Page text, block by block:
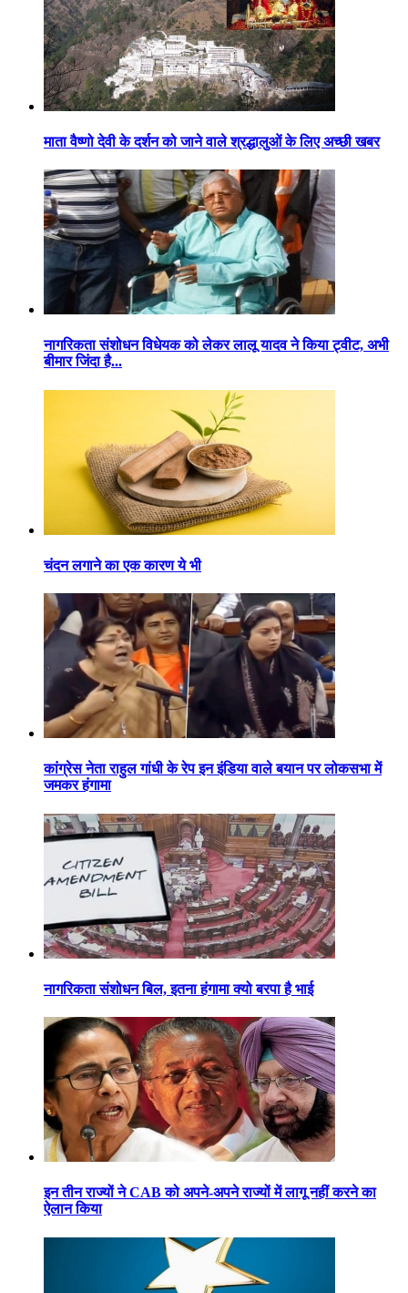
माता वैष्णो देवी के दर्शन को जाने वाले श्रद्धालुओं के लिए अच्छी खबर
नागरिकता संशोधन विधेयक को लेकर लालू यादव ने किया ट्वीट, अभी
बीमार जिंदा है...
चंदन लगाने का एक कारण ये भी
कांग्रेस नेता राहुल गांधी के रेप इन इंडिया वाले बयान पर लोकसभा में
जमकर हंगामा
नागरिकता संशोधन बिल, इतना हंगामा क्यो बरपा है भाई
इन तीन राज्यों ने CAB को अपने-अपने राज्यों में लागू नहीं करने का
ऐलान किया